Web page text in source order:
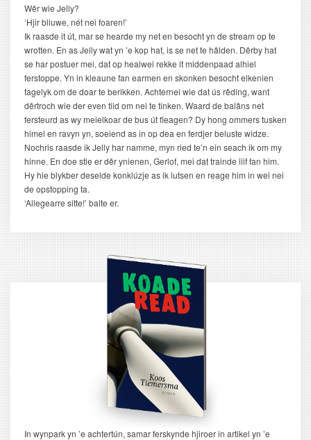
Wêr wie Jelly?
‘Hjir bliuwe, nét nei foaren!’
Ik raasde it út, mar se hearde my net en besocht yn de stream op te
wrotten. En as Jelly wat yn ’e kop hat, is se net te hâlden. Dêrby hat
se har postuer mei, dat op healwei rekke it middenpaad alhiel
ferstoppe. Yn in kleaune fan earmen en skonken besocht elkenien
tagelyk om de doar te berikken. Achternei wie dat ús rêding, want
dêrtroch wie der even tiid om nei te tinken. Waard de balâns net
fersteurd as wy meielkoar de bus út fleagen? Dy hong ommers tusken
himel en ravyn yn, soeiend as in op dea en ferdjer beluste widze.
Nochris raasde ik Jelly har namme, myn ried te’n ein seach ik om my
hinne. En doe stie er dêr ynienen, Gerlof, mei dat trainde liif fan him.
Hy hie blykber deselde konklúzje as ik lutsen en reage him in wei nei
de opstopping ta.
‘Allegearre sitte!’ balte er.
In wynpark yn ’e achtertún, samar ferskynde hjiroer in artikel yn ’e